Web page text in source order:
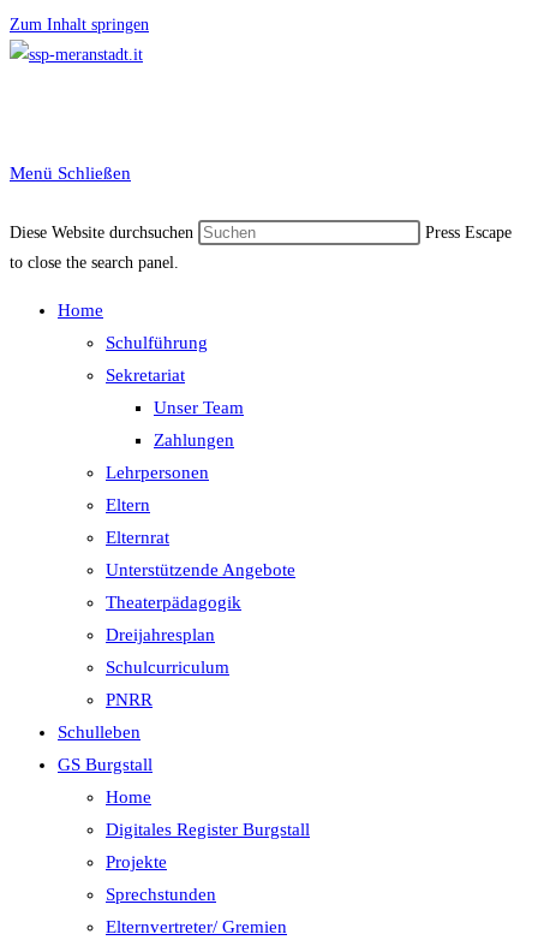
Zum Inhalt springen
Menü Schließen
Diese Website durchsuchen
Press Escape
to close the search panel.
Home
Schulführung
Sekretariat
Unser Team
Zahlungen
Lehrpersonen
Eltern
Elternrat
Unterstützende Angebote
Theaterpädagogik
Dreijahresplan
Schulcurriculum
PNRR
Schulleben
GS Burgstall
Home
Digitales Register Burgstall
Projekte
Sprechstunden
Elternvertreter/ Gremien